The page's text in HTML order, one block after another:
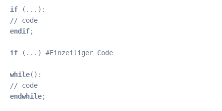
if (...):
endif;
if (...) #Einzeiliger Code
while():
endwhile;